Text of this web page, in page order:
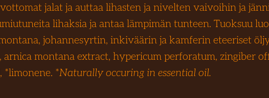
jalat ja auttaa lihasten ja nivelten vaivoihin ja
lihaksia ja antaa lämpimän tunteen. Tuoksuu
johannesyrtin, inkiväärin ja kamferin eteeriset
arnica montana extract, hypericum perforatum, zingiber
*limonene. *Naturally occuring in essential oil.